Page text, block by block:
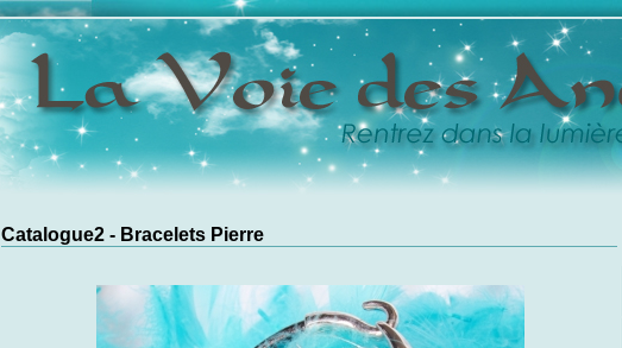
Catalogue2 - Bracelets Pierre